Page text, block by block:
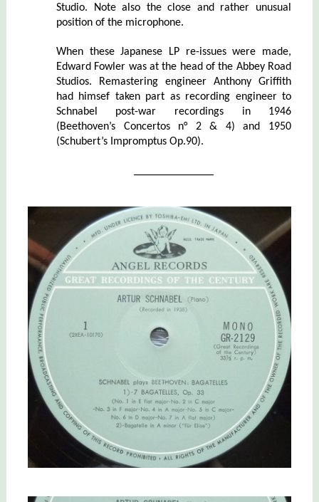
Studio. Note also the close and rather unusual
position of the microphone.
When these Japanese LP re-issues were made,
Edward Fowler was at the head of the Abbey Road
Studios. Remastering engineer Anthony Griffith
had himsef taken part as recording engineer to
Schnabel post-war recordings in 1946
(Beethoven’s Concertos n° 2 & 4) and 1950
(Schubert’s Impromptus Op.90).